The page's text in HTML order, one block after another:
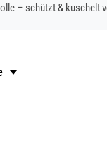
– schützt &